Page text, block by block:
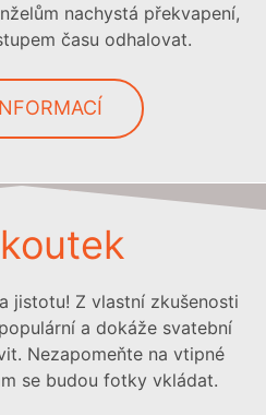
nachystá překvapení,
času odhalovat.
jistotu! Z vlastní zkušenosti
a dokáže svatební
Nezapomeňte na vtipné
se budou fotky vkládat.